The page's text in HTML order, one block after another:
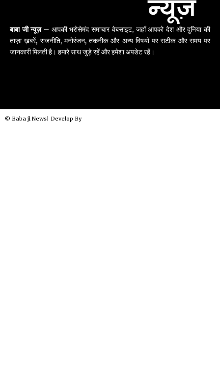
बाबा जी न्यूज़– आपकी भरोसेमंद समाचार वेबसाइट, जहाँ आपको देश और दुनिया की
ताज़ा ख़बरें, राजनीति, मनोरंजन, तकनीक और अन्य विषयों पर सटीक और समय पर
जानकारी मिलती है। हमारे साथ जुड़े रहें और हमेशा अपडेट रहें।
© Baba ji News| Develop By